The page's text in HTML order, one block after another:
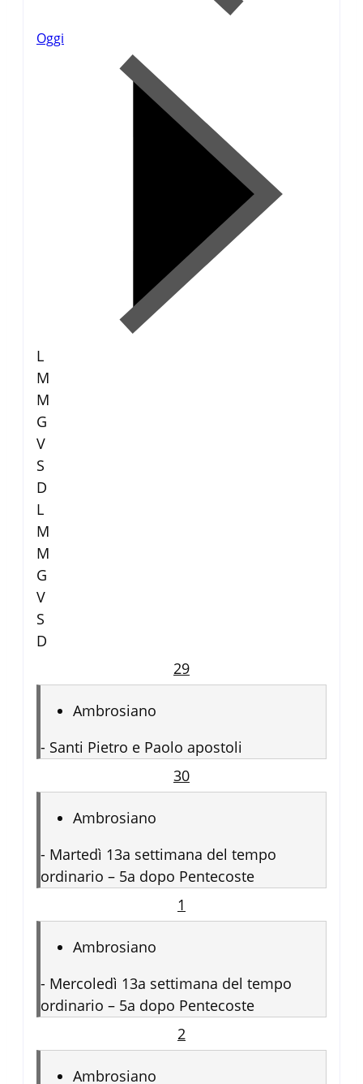
Oggi
L
M
M
G
V
S
D
L
M
M
G
V
S
D
29
Ambrosiano
- Santi Pietro e Paolo apostoli
30
Ambrosiano
- Martedì 13a settimana del tempo
ordinario – 5a dopo Pentecoste
1
Ambrosiano
- Mercoledì 13a settimana del tempo
ordinario – 5a dopo Pentecoste
2
Ambrosiano